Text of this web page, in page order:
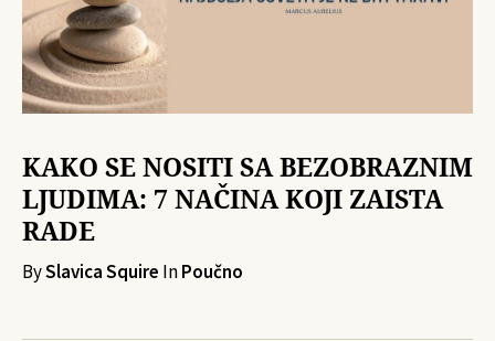
KAKO SE NOSITI SA BEZOBRAZNIM
LJUDIMA: 7 NAČINA KOJI ZAISTA
RADE
BySlavica Squire InPoučno